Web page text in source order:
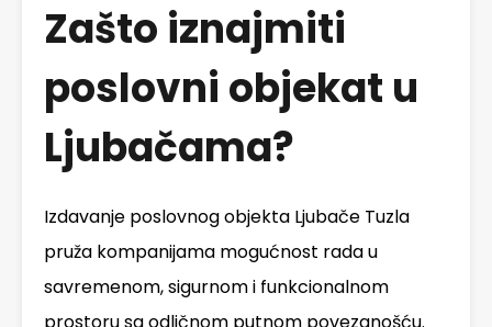
Zašto iznajmiti
poslovni objekat u
Ljubačama?
Izdavanje poslovnog objekta Ljubače Tuzla
pruža kompanijama mogućnost rada u
savremenom, sigurnom i funkcionalnom